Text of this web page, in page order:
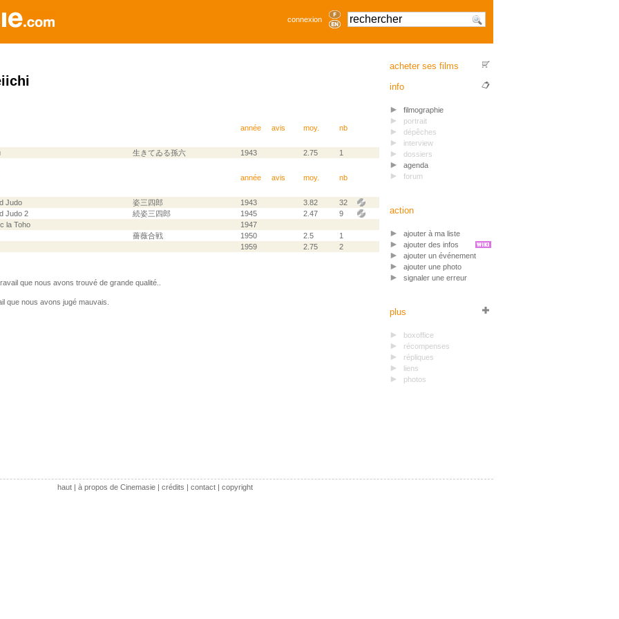
connexion
année avis moy. nb
生きてゐる孫六 1943 2.75 1
année avis moy. nb
Judo 姿三四郎 1943 3.82
32
Judo 2
続姿三四郎 1945 2.47
9
la Toho
1947
薔薇合戦 1950 2.5
1
1959 2.75 2
que nous avons trouvé de grande qualité..
que nous avons jugé mauvais.
acheter ses films
info
filmographie
portrait
dépêches
interview
dossiers
agenda
forum
action
ajouter à ma liste
ajouter des infos
ajouter un événement
ajouter une photo
signaler une erreur
plus
boxoffice
récompenses
répliques
liens
photos
haut| à propos de Cinemasie| crédits | contact| copyright